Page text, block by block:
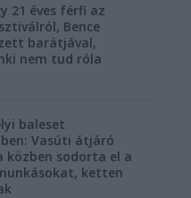
21 éves férfi az
Bence
barátjával,
nem tud róla
baleset
Vasúti átjáró
közben sodorta el a
ketten